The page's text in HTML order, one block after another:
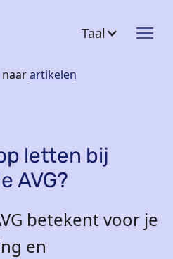
Taal
artikelen
letten bij
AVG?
betekent voor je
en